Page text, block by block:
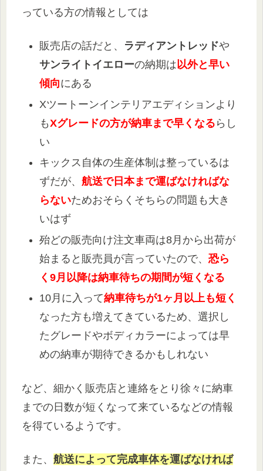
っている方の情報としては
販売店の話だと、 ラディアントレッドや
サンライトイエローの納期は 以外と早い
傾向にある
Xツートーンインテリアエディションより
もXグレードの方が納車まで早くなる らし
い
キックス自体の生産体制は整っているは
ずだが、 航送で日本まで運ばなければな
らないためおそらくそちらの問題も大き
いはず
殆どの販売向け注文車両は8月から出荷が
始まると販売員が言っていたので、 恐ら
く9月以降は納車待ちの期間が短くなる
10月に入って納車待ちが1ヶ月以上も短く
なった方も増えてきているため、選択し
たグレードやボディカラーによっては早
めの納車が期待できるかもしれない
など、細かく販売店と連絡をとり徐々に納車
までの日数が短くなって来ているなどの情報
を得ているようです。
また、 航送によって完成車体を運ばなければ